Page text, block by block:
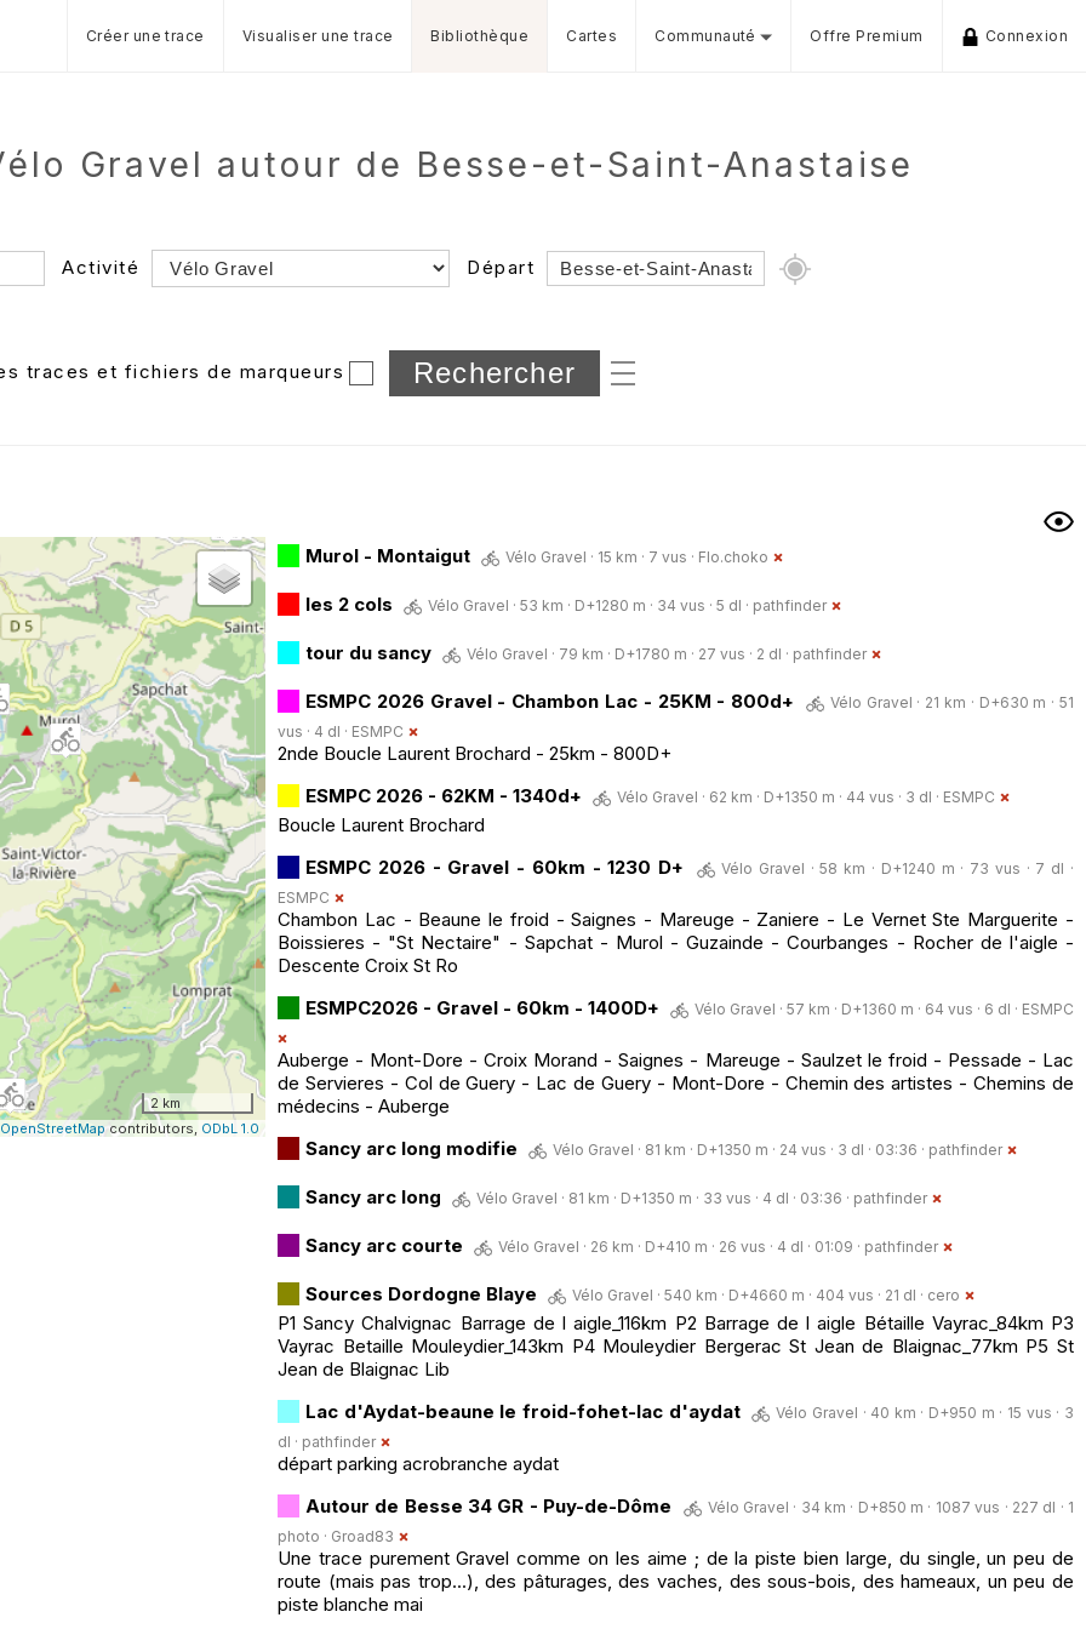
Créer une trace Visualiser une trace Bibliothèque Cartes Communauté Offre Premium Connexion
Gravel autour de Besse-et-Saint-Anastaise
Activité Départ
Dossier
et sous-dossiers
traces et fichiers de marqueurs
2 km
OpenStreetMap contributors, ODbL 1.0
Murol - Montaigut Vélo Gravel · 15 km · 7 vus · Flo.choko
les 2 cols Vélo Gravel · 53 km · D+1280 m · 34 vus · 5 dl · pathfinder
tour du sancy Vélo Gravel · 79 km · D+1780 m · 27 vus · 2 dl · pathfinder
ESMPC 2026 Gravel - Chambon Lac - 25KM - 800d+
Vélo Gravel · 21 km · D+630 m · 51
vus · 4 dl · ESMPC
2nde Boucle Laurent Brochard - 25km - 800D+
ESMPC 2026 - 62KM - 1340d+
Vélo Gravel · 62 km · D+1350 m · 44 vus · 3 dl · ESMPC
Boucle Laurent Brochard
ESMPC 2026 - Gravel - 60km - 1230 D+
Vélo Gravel · 58 km · D+1240 m · 73 vus · 7 dl ·
ESMPC
Chambon Lac - Beaune le froid - Saignes - Mareuge - Zaniere - Le Vernet Ste Marguerite -
Boissieres - "St Nectaire" - Sapchat - Murol - Guzainde - Courbanges - Rocher de l'aigle -
Descente Croix St Ro
ESMPC2026 - Gravel - 60km - 1400D+
Vélo Gravel · 57 km · D+1360 m · 64 vus · 6 dl · ESMPC
Auberge - Mont-Dore - Croix Morand - Saignes - Mareuge - Saulzet le froid - Pessade - Lac
de Servieres - Col de Guery - Lac de Guery - Mont-Dore - Chemin des artistes - Chemins de
médecins - Auberge
Sancy arc long modifie
Vélo Gravel · 81 km · D+1350 m · 24 vus · 3 dl · 03:36 · pathfinder
Sancy arc long Vélo Gravel · 81 km · D+1350 m · 33 vus · 4 dl · 03:36 · pathfinder
Sancy arc courte Vélo Gravel · 26 km · D+410 m · 26 vus · 4 dl · 01:09 · pathfinder
Sources Dordogne Blaye Vélo Gravel · 540 km · D+4660 m · 404 vus · 21 dl · cero
P1 Sancy Chalvignac Barrage de l aigle_116km P2 Barrage de l aigle Bétaille Vayrac_84km P3
Vayrac Betaille Mouleydier_143km P4 Mouleydier Bergerac St Jean de Blaignac_77km P5 St
Jean de Blaignac Lib
Lac d'Aydat-beaune le froid-fohet-lac d'aydat
Vélo Gravel · 40 km · D+950 m · 15 vus · 3
dl · pathfinder
départ parking acrobranche aydat
Autour de Besse 34 GR - Puy-de-Dôme
Vélo Gravel · 34 km · D+850 m · 1087 vus · 227 dl · 1
photo · Groad83
Une trace purement Gravel comme on les aime ; de la piste bien large, du single, un peu de
route (mais pas trop...), des pâturages, des vaches, des sous-bois, des hameaux, un peu de
piste blanche mai